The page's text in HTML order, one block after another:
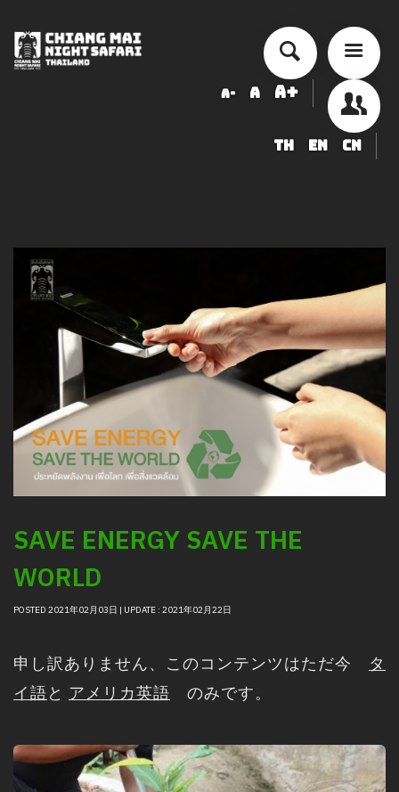
A- A A+
TH EN CN
ール
ข้อมูลสัตว์ในเชียงใหม่ไนท์ซาฟารี
調達
求人募集のお知らせ
LOGIN
SAVE ENERGY SAVE THE
WORLD
POSTED 2021年02月03日 | UPDATE : 2021年02月22日
申し訳ありません、このコンテンツはただ今 タ
イ語と アメリカ英語 のみです。